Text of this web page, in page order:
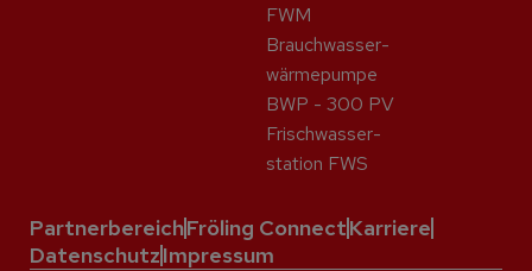
FWM
Brauchwasser­
wärme­pumpe
BWP - 300 PV
Frisch­wasser­
station FWS
PartnerbereichFröling ConnectKarriere
DatenschutzImpressum